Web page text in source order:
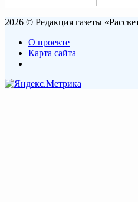
2026 © Редакция газеты
О проекте
Карта сайта